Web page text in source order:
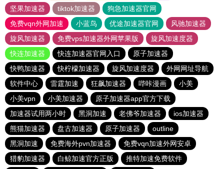
坚果加速器
tiktok加速器
狗急加速器官网
免费vqn外网加速
小蓝鸟 优途加速器官网
风驰加速器
旋风加速器
免费vps加速器外网苹果版
旋风加速度器
快连加速器
快连加速器官网入口
原子加速器
快鸭加速器
快柠檬加速器 旋风加速度器
外网网址导航
软件中心
雷霆加速 狂飙加速器 哔咔漫画
小美
小美vpn
小美加速器
原子加速器app官方下载
加速器试用两小时
黑洞加速 老佛爷加速器
ios加速器
熊猫加速器
盘古加速器 原子加速器
outline
黑洞加速
免费海外pvn加速器
免费vqn加速外网安卓
猎豹加速器
白鲸加速官方正版
推特加速免费软件